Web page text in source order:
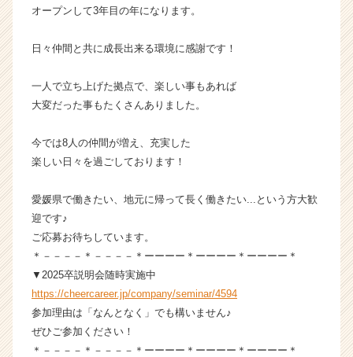
業
ら
カ
ウ
届
く
活
イ
ト
ア
キ
ャ
リ
ア
オープンして3年目の年になります。
日々仲間と共に成長出来る環境に感謝です！
一人で立ち上げた拠点で、楽しい事もあれば
大変だった事もたくさんありました。
今では8人の仲間が増え、充実した
楽しい日々を過ごしております！
愛媛県で働きたい、地元に帰って長く働きたい...という方大歓
迎です♪
ご応募お待ちしています。
＊－－－－＊－－－－＊ーーーー＊ーーーー＊ーーーー＊
▼2025卒説明会随時実施中
https://cheercareer.jp/company/seminar/4594
参加理由は「なんとなく」でも構いません♪
ぜひご参加ください！
＊－－－－＊－－－－＊ーーーー＊ーーーー＊ーーーー＊